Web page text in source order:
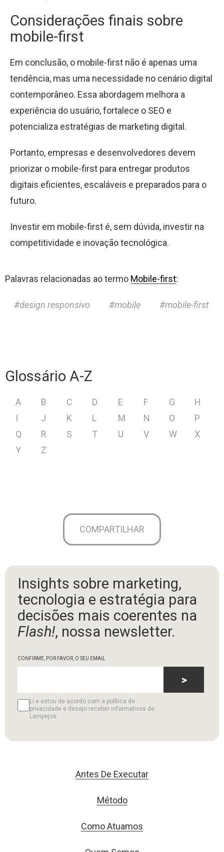
Considerações finais sobre
mobile-first
Em conclusão, o mobile-first não é apenas uma
tendência, mas uma necessidade no cenário digital
contemporâneo. Essa abordagem melhora a
experiência do usuário, fortalece o SEO e
potencializa estratégias de marketing digital.
Portanto, empresas e desenvolvedores devem
priorizar o mobile-first para entregar produtos
digitais eficientes, escaláveis e preparados para o
futuro.
Investir em mobile-first é, sem dúvida, investir na
competitividade e inovação tecnológica.
Palavras relacionadas ao termo Mobile-first:
design responsivo mobile mobile-first
Glossário A-Z
A B C D E F G
H
I
J K L M N O
P
Q
R S T U V W
X
Y
Z
COMPARTILHAR
Insights sobre marketing,
tecnologia e estratégia para
decisões mais coerentes na
Flash!, nossa newsletter.
CONFIRME, POR FAVOR, O SEU EMAIL
Li e estou de acordo com a política de
privacidade e desejo receber informativos de
Lampejos.
>
Antes De Executar
Método
Como Atuamos